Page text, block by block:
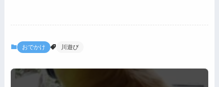
おでかけ 川遊び